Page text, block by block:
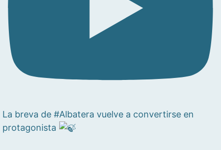
La breva de #Albatera vuelve a convertirse en
protagonista